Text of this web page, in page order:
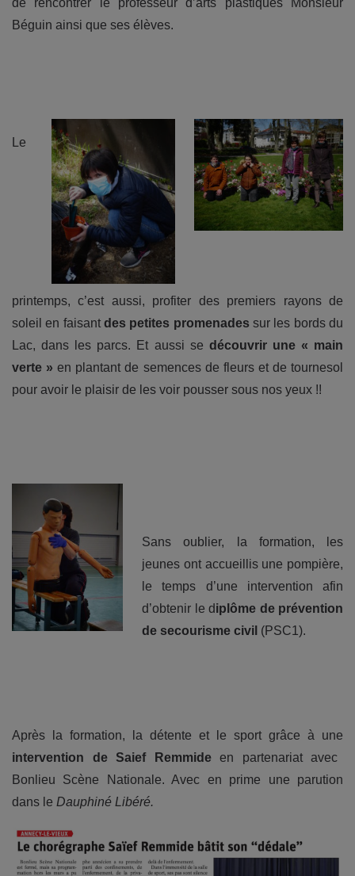
Béguin ainsi que ses élèves.
Le
printemps, c’est aussi, profiter des premiers rayons de
soleil en faisant des petites promenades sur les bords du
Lac, dans les parcs. Et aussi se découvrir une « main
verte » en plantant de semences de fleurs et de tournesol
pour avoir le plaisir de les voir pousser sous nos yeux !!
Sans oublier, la formation, les
jeunes ont accueillis une pompière,
le temps d’une intervention afin
d’obtenir le diplôme de prévention
de secourisme civil (PSC1).
Après la formation, la détente et le sport grâce à une
intervention de Saief Remmideen partenariat avec
Bonlieu Scène Nationale. Avec en prime une parution
dans le Dauphiné Libéré.